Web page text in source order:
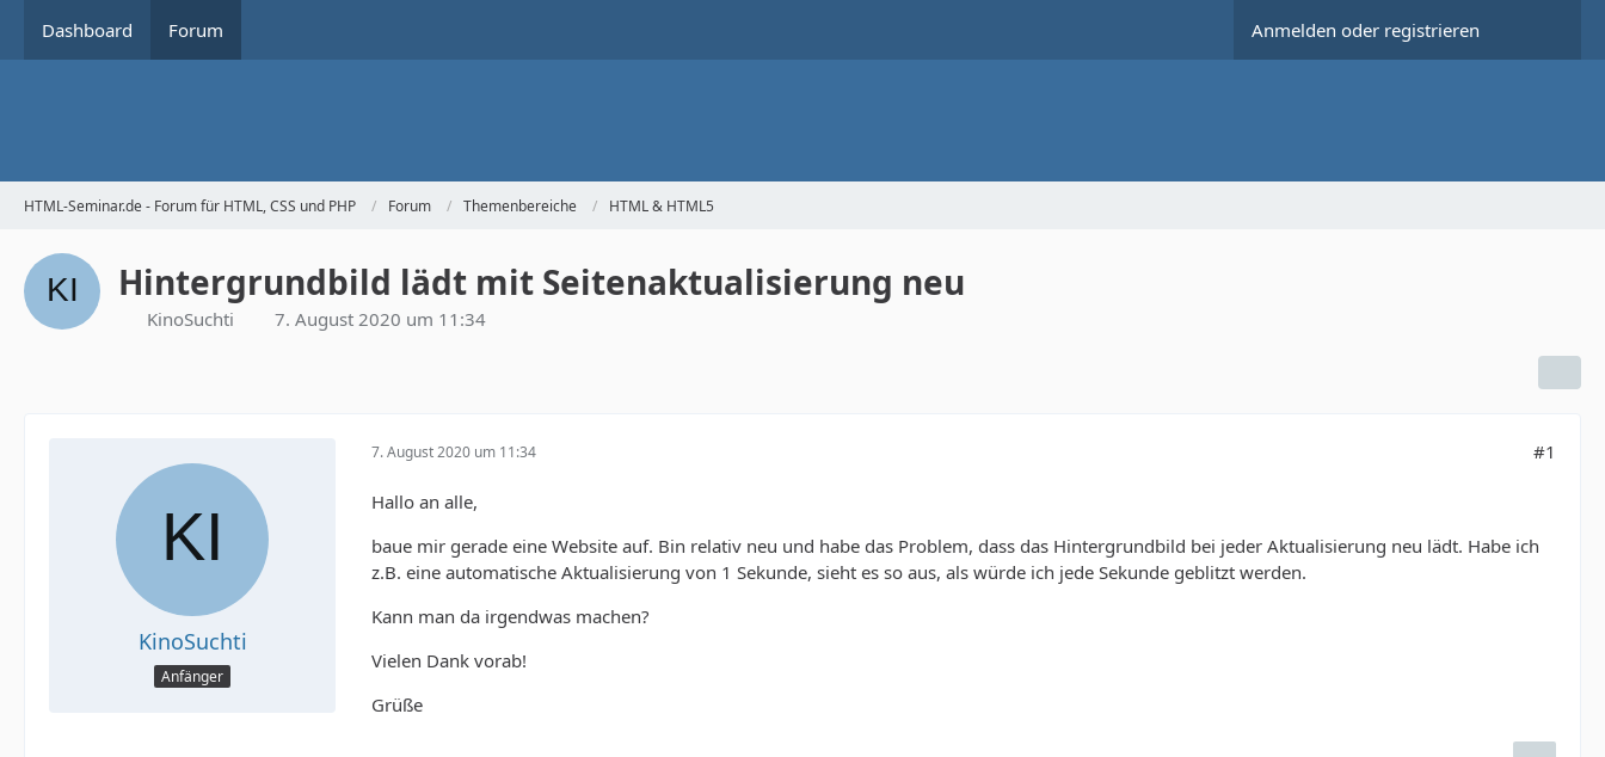
Dashboard Forum Anmelden oder registrieren
HTML-Seminar.de - Forum für HTML, CSS und PHP Forum Themenbereiche HTML & HTML5
Hintergrundbild lädt mit Seitenaktualisierung neu
KinoSuchti 7. August 2020 um 11:34
KinoSuchti
Anfänger
7. August 2020 um 11:34 #1
Hallo an alle,
baue mir gerade eine Website auf. Bin relativ neu und habe das Problem, dass das Hintergrundbild bei jeder Aktualisierung neu lädt. Habe ich
z.B. eine automatische Aktualisierung von 1 Sekunde, sieht es so aus, als würde ich jede Sekunde geblitzt werden.
Kann man da irgendwas machen?
Vielen Dank vorab!
Grüße